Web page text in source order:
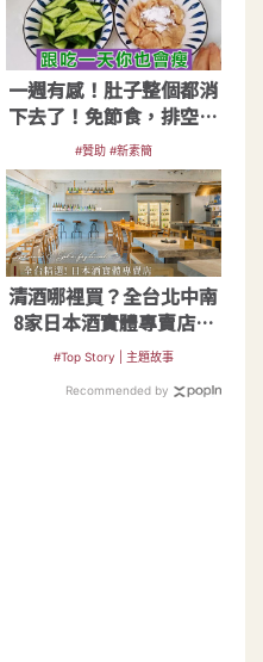
一週有感！肚子整個都消
下去了！免節食，排空順
暢就夠
#贊助 #新素簡
清酒哪裡買？全台北中南
8家日本酒實體專賣店一
次告訴你
#Top Story | 主題故事
Recommended by